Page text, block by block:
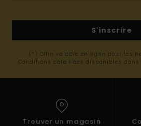
S'inscrire
(*) Offre valable en ligne pour les
Conditions détaillées disponibles dans
Trouver un magasin